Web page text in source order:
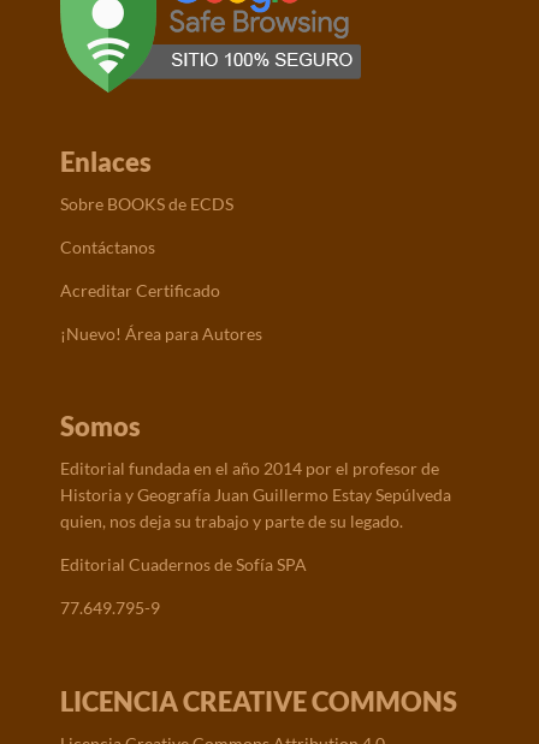
Enlaces
Sobre BOOKS de ECDS
Contáctanos
Acreditar Certificado
¡Nuevo! Área para Autores
Somos
Editorial fundada en el año 2014 por el profesor de
Historia y Geografía Juan Guillermo Estay Sepúlveda
quien, nos deja su trabajo y parte de su legado.
Editorial Cuadernos de Sofía SPA
77.649.795-9
LICENCIA CREATIVE COMMONS